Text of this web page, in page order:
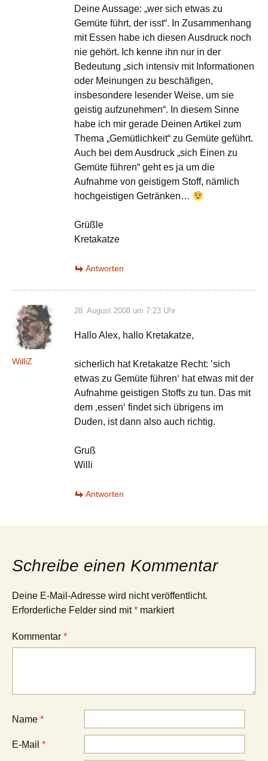
Deine Aussage: „wer sich etwas zu
Gemüte führt, der isst“. In Zusammenhang
mit Essen habe ich diesen Ausdruck noch
nie gehört. Ich kenne ihn nur in der
Bedeutung „sich intensiv mit Informationen
oder Meinungen zu beschäfigen,
insbesondere lesender Weise, um sie
geistig aufzunehmen“. In diesem Sinne
habe ich mir gerade Deinen Artikel zum
Thema „Gemütlichkeit“ zu Gemüte geführt.
Auch bei dem Ausdruck „sich Einen zu
Gemüte führen“ geht es ja um die
Aufnahme von geistigem Stoff, nämlich
hochgeistigen Getränken…
Grüßle
Kretakatze
Antworten
WilliZ
28. August 2008 um 7:23 Uhr
Hallo Alex, hallo Kretakatze,
sicherlich hat Kretakatze Recht: ’sich
etwas zu Gemüte führen‘ hat etwas mit der
Aufnahme geistigen Stoffs zu tun. Das mit
dem ‚essen‘ findet sich übrigens im
Duden, ist dann also auch richtig.
Gruß
Willi
Antworten
Schreibe einen Kommentar
Deine E-Mail-Adresse wird nicht veröffentlicht.
Erforderliche Felder sind mit* markiert
Kommentar *
Name *
E-Mail *